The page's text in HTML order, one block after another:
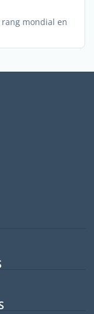
rang mondial en